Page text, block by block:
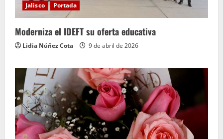
Jalisco Portada
Moderniza el IDEFT su oferta educativa
Lidia Núñez Cota 9 de abril de 2026